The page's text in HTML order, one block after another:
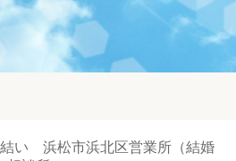
い 浜松市浜北区営業所（結婚